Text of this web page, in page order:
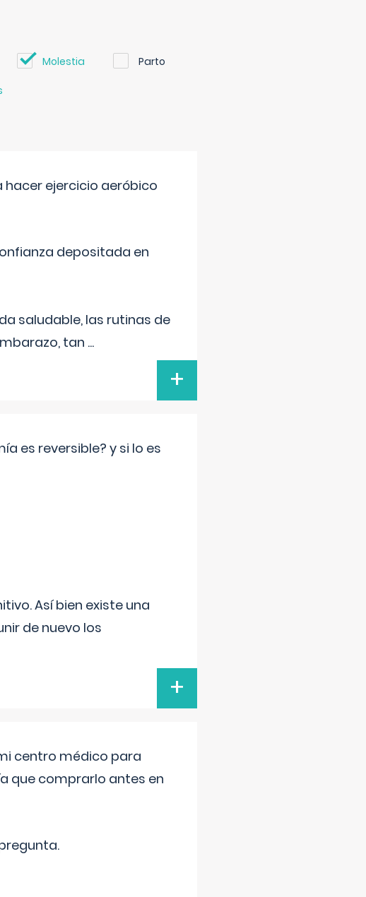
Molestia Parto
ejercicio aeróbico
depositada en
saludable, las rutinas de
tan ...
+
es reversible? y si lo es
Así bien existe una
de nuevo los
+
centro médico para
que comprarlo antes en